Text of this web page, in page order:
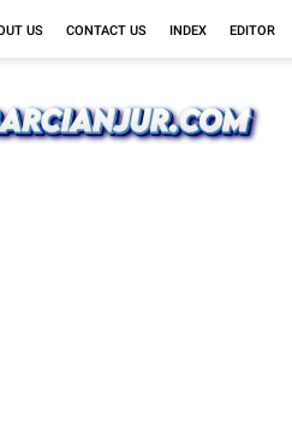
US CONTACT US INDEX EDITOR